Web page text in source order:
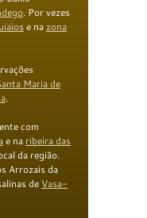
. Por vezes
e na zona
Maria de
.
com
e na ribeira das
da região.
Arrozais da
de Vasa-